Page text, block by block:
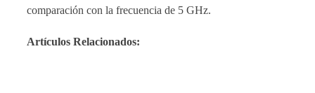
comparación con la frecuencia de 5 GHz.
Artículos Relacionados: